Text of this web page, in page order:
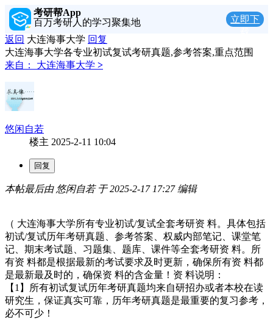
考研帮App
百万考研人的学习聚集地
立即下
返回 大连海事大学 回复
大连海事大学各专业初试复试考研真题,参考答案,重点范围
来自：
大连海事大学 >
悠闲自若
楼主 2025-2-11 10:04
本帖最后由 悠闲自若 于 2025-2-17 17:27 编辑
（ 大连海事大学所有专业初试/复试全套考研资 料。具体包括
初试/复试历年考研真题、参考答案、权威内部笔记、课堂笔
记、期末考试题、习题集、题库、课件等全套考研资 料。所
有资 料都是根据最新的考试要求及时更新，确保所有资 料都
是最新最及时的，确保资 料的含金量！资 料说明：
【1】所有初试复试历年考研真题均来自研招办或者本校在读
研究生，保证真实可靠，历年考研真题是最重要的复习参考，
必不可少！